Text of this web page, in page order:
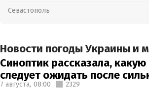
Севастополь
Новости погоды Украины и
Синоптик рассказала, какую
следует ожидать после
7 августа, 08:00 2329